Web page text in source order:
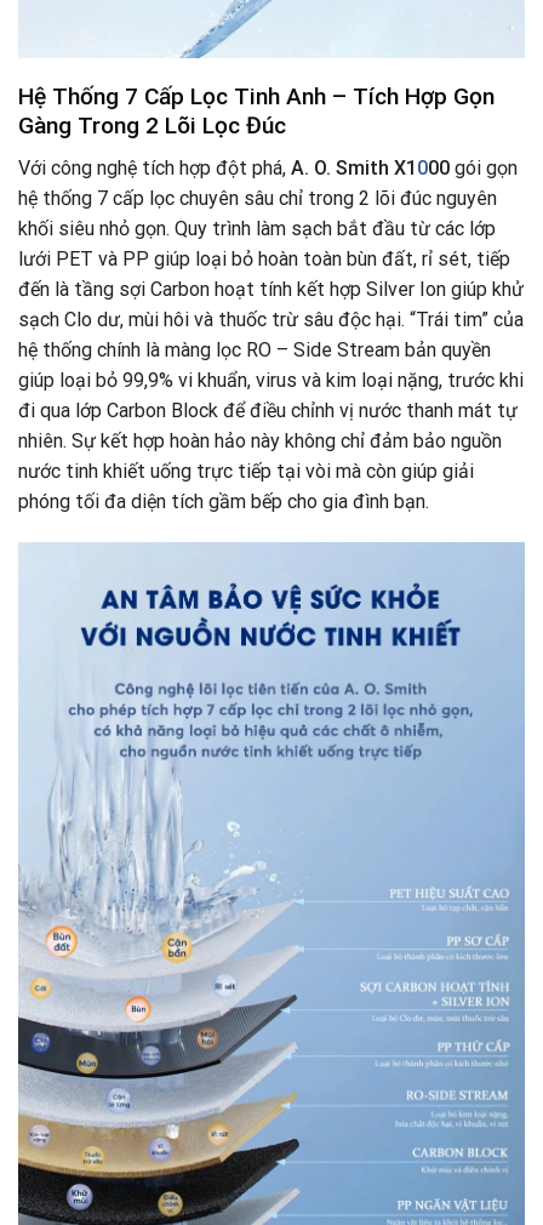
Hệ Thống 7 Cấp Lọc Tinh Anh – Tích Hợp Gọn
Gàng Trong 2 Lõi Lọc Đúc
Với công nghệ tích hợp đột phá, A. O. Smith X1 000 gói gọn
hệ thống 7 cấp lọc chuyên sâu chỉ trong 2 lõi đúc nguyên
khối siêu nhỏ gọn. Quy trình làm sạch bắt đầu từ các lớp
lưới PET và PP giúp loại bỏ hoàn toàn bùn đất, rỉ sét, tiếp
đến là tầng sợi Carbon hoạt tính kết hợp Silver Ion giúp khử
sạch Clo dư, mùi hôi và thuốc trừ sâu độc hại. “Trái tim” của
hệ thống chính là màng lọc RO – Side Stream bản quyền
giúp loại bỏ 99,9% vi khuẩn, virus và kim loại nặng, trước khi
đi qua lớp Carbon Block để điều chỉnh vị nước thanh mát tự
nhiên. Sự kết hợp hoàn hảo này không chỉ đảm bảo nguồn
nước tinh khiết uống trực tiếp tại vòi mà còn giúp giải
phóng tối đa diện tích gầm bếp cho gia đình bạn.